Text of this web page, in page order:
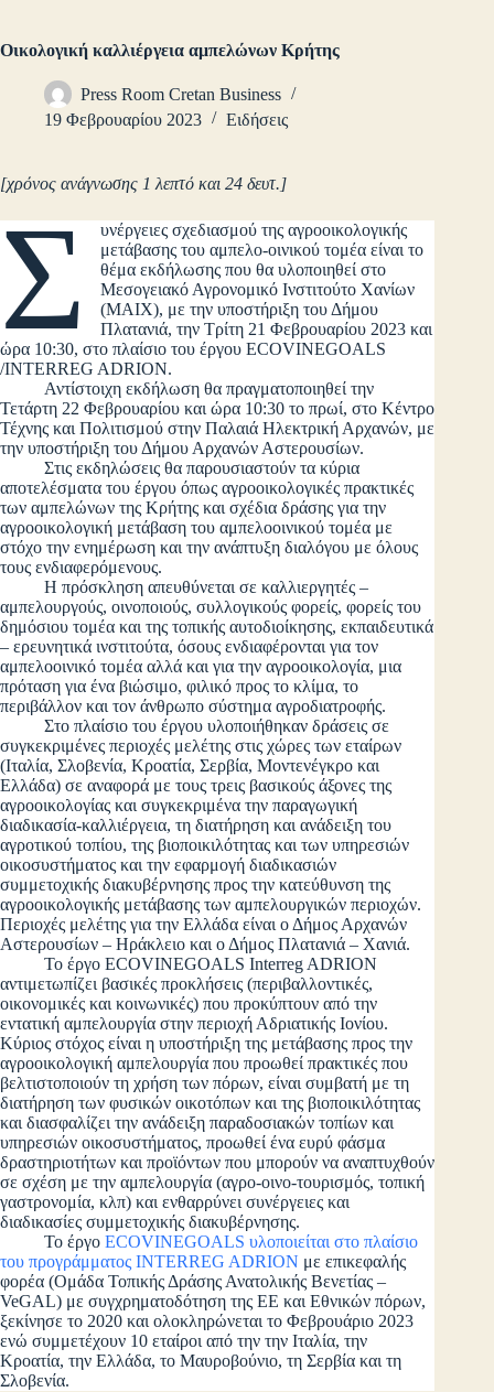
Οικολογική καλλιέργεια αμπελώνων Κρήτης
Press Room Cretan Business
19 Φεβρουαρίου 2023
Ειδήσεις
[χρόνος ανάγνωσης 1 λεπτό και 24 δευτ.]
Σ
υνέργειες σχεδιασμού της αγροοικολογικής
μετάβασης του αμπελο-οινικού τομέα είναι το
θέμα εκδήλωσης που θα υλοποιηθεί στο
Μεσογειακό Αγρονομικό Ινστιτούτο Χανίων
(ΜΑΙΧ), με την υποστήριξη του Δήμου
Πλατανιά, την Τρίτη 21 Φεβρουαρίου 2023 και
ώρα 10:30, στο πλαίσιο του έργου ECOVINEGOALS
/INTERREG ADRION.
Αντίστοιχη εκδήλωση θα πραγματοποιηθεί την
Τετάρτη 22 Φεβρουαρίου και ώρα 10:30 το πρωί, στο Κέντρο
Τέχνης και Πολιτισμού στην Παλαιά Ηλεκτρική Αρχανών, με
την υποστήριξη του Δήμου Αρχανών Αστερουσίων.
Στις εκδηλώσεις θα παρουσιαστούν τα κύρια
αποτελέσματα του έργου όπως αγροοικολογικές πρακτικές
των αμπελώνων της Κρήτης και σχέδια δράσης για την
αγροοικολογική μετάβαση του αμπελοοινικού τομέα με
στόχο την ενημέρωση και την ανάπτυξη διαλόγου με όλους
τους ενδιαφερόμενους.
Η πρόσκληση απευθύνεται σε καλλιεργητές –
αμπελουργούς, οινοποιούς, συλλογικούς φορείς, φορείς του
δημόσιου τομέα και της τοπικής αυτοδιοίκησης, εκπαιδευτικά
– ερευνητικά ινστιτούτα, όσους ενδιαφέρονται για τον
αμπελοοινικό τομέα αλλά και για την αγροοικολογία, μια
πρόταση για ένα βιώσιμο, φιλικό προς το κλίμα, το
περιβάλλον και τον άνθρωπο σύστημα αγροδιατροφής.
Στο πλαίσιο του έργου υλοποιήθηκαν δράσεις σε
συγκεκριμένες περιοχές μελέτης στις χώρες των εταίρων
(Ιταλία, Σλοβενία, Κροατία, Σερβία, Μοντενέγκρο και
Ελλάδα) σε αναφορά με τους τρεις βασικούς άξονες της
αγροοικολογίας και συγκεκριμένα την παραγωγική
διαδικασία-καλλιέργεια, τη διατήρηση και ανάδειξη του
αγροτικού τοπίου, της βιοποικιλότητας και των υπηρεσιών
οικοσυστήματος και την εφαρμογή διαδικασιών
συμμετοχικής διακυβέρνησης προς την κατεύθυνση της
αγροοικολογικής μετάβασης των αμπελουργικών περιοχών.
Περιοχές μελέτης για την Ελλάδα είναι ο Δήμος Αρχανών
Αστερουσίων – Ηράκλειο και ο Δήμος Πλατανιά – Χανιά.
Το έργο ECOVINEGOALS Interreg ADRION
αντιμετωπίζει βασικές προκλήσεις (περιβαλλοντικές,
οικονομικές και κοινωνικές) που προκύπτουν από την
εντατική αμπελουργία στην περιοχή Αδριατικής Ιονίου.
Κύριος στόχος είναι η υποστήριξη της μετάβασης προς την
αγροοικολογική αμπελουργία που προωθεί πρακτικές που
βελτιστοποιούν τη χρήση των πόρων, είναι συμβατή με τη
διατήρηση των φυσικών οικοτόπων και της βιοποικιλότητας
και διασφαλίζει την ανάδειξη παραδοσιακών τοπίων και
υπηρεσιών οικοσυστήματος, προωθεί ένα ευρύ φάσμα
δραστηριοτήτων και προϊόντων που μπορούν να αναπτυχθούν
σε σχέση με την αμπελουργία (αγρο-οινο-τουρισμός, τοπική
γαστρονομία, κλπ) και ενθαρρύνει συνέργειες και
διαδικασίες συμμετοχικής διακυβέρνησης.
Το έργο ECOVINEGOALS υλοποιείται στο πλαίσιο
του προγράμματος INTERREG ADRION με επικεφαλής
φορέα (Ομάδα Τοπικής Δράσης Ανατολικής Βενετίας –
VeGAL) με συγχρηματοδότηση της ΕΕ και Εθνικών πόρων,
ξεκίνησε το 2020 και ολοκληρώνεται το Φεβρουάριο 2023
ενώ συμμετέχουν 10 εταίροι από την την Ιταλία, την
Κροατία, την Ελλάδα, το Μαυροβούνιο, τη Σερβία και τη
Σλοβενία.